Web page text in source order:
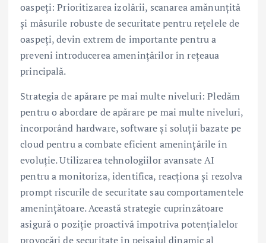
oaspeți: Prioritizarea izolării, scanarea amănunțită
și măsurile robuste de securitate pentru rețelele de
oaspeți, devin extrem de importante pentru a
preveni introducerea amenințărilor în rețeaua
principală.
Strategia de apărare pe mai multe niveluri: Pledăm
pentru o abordare de apărare pe mai multe niveluri,
încorporând hardware, software și soluții bazate pe
cloud pentru a combate eficient amenințările în
evoluție. Utilizarea tehnologiilor avansate AI
pentru a monitoriza, identifica, reacționa și rezolva
prompt riscurile de securitate sau comportamentele
amenințătoare. Această strategie cuprinzătoare
asigură o poziție proactivă împotriva potențialelor
provocări de securitate în peisajul dinamic al